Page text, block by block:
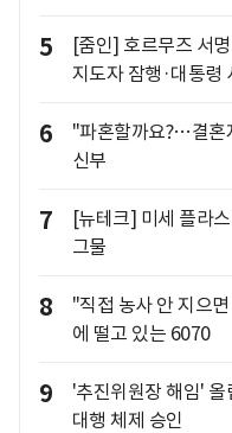
5
[줌인] 호르무즈 서
지도자 잠행·대통령
6
"파혼할까요?…결혼
신부
7
[뉴테크] 미세 플라
그물
8
"직접 농사 안 지으
에 떨고 있는 6070
9
'추진위원장 해임'
대행 체제 승인